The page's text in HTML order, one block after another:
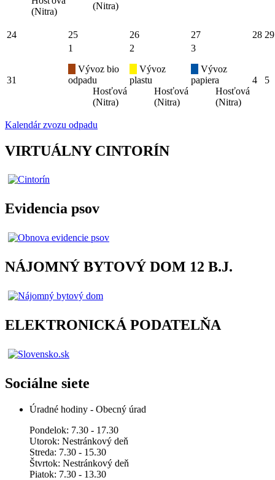
(Nitra)
(Nitra)
24 25 26 27 28 29
31
1
Vývoz bio
odpadu
Hosťová
(Nitra)
2
Vývoz
plastu
Hosťová
(Nitra)
3
Vývoz
papiera
Hosťová
(Nitra)
4 5
Kalendár zvozu odpadu
VIRTUÁLNY CINTORÍN
Evidencia psov
NÁJOMNÝ BYTOVÝ DOM 12 B.J.
ELEKTRONICKÁ PODATELŇA
Sociálne siete
Úradné hodiny - Obecný úrad
Pondelok: 7.30 - 17.30
Utorok: Nestránkový deň
Streda: 7.30 - 15.30
Štvrtok: Nestránkový deň
Piatok: 7.30 - 13.30